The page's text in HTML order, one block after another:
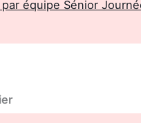
équipe Sénior